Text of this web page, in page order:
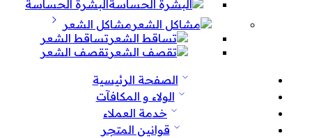
البشرة الحساسة
مشاكل الشعر
تساقط الشعر
تقصف الشعر
الصفحة الرئيسية
الولاء و المكافآت
خدمة العملاء
قوانين المتجر